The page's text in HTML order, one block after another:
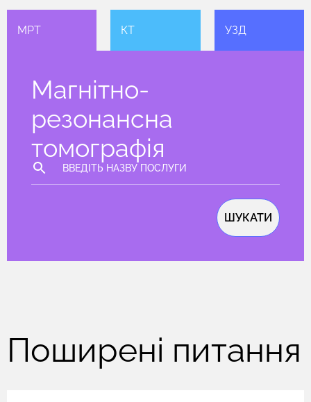
МРТ КТ УЗД
Магнітно-
резонансна
томографія
ШУКАТИ
Поширені питання